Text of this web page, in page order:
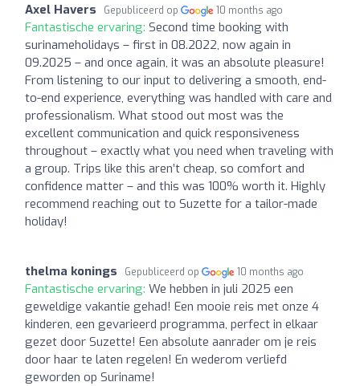
Axel Havers Gepubliceerd op 10 months ago
Fantastische ervaring: Second time booking with
surinameholidays – first in 08.2022, now again in
09.2025 – and once again, it was an absolute pleasure!
From listening to our input to delivering a smooth, end-
to-end experience, everything was handled with care and
professionalism. What stood out most was the
excellent communication and quick responsiveness
throughout – exactly what you need when traveling with
a group. Trips like this aren’t cheap, so comfort and
confidence matter – and this was 100% worth it. Highly
recommend reaching out to Suzette for a tailor-made
holiday!
thelma konings Gepubliceerd op 10 months ago
Fantastische ervaring: We hebben in juli 2025 een
geweldige vakantie gehad! Een mooie reis met onze 4
kinderen, een gevarieerd programma, perfect in elkaar
gezet door Suzette! Een absolute aanrader om je reis
door haar te laten regelen! En wederom verliefd
geworden op Suriname!